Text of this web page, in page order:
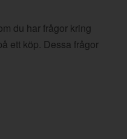
du har frågor kring
ett köp. Dessa frågor